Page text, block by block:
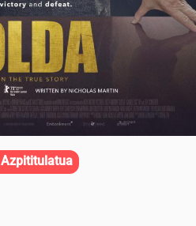
Azpititulatua